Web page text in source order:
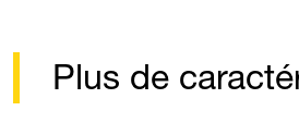
Plus de